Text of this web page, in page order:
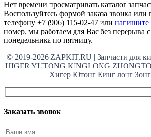
Нет времени просматривать каталог
Воспользуйтесь формой заказа звонка или
телефону +7 (906) 115-02-47 или напишите
номер, мы работаем для Вас без перерыва
понедельника по пятницу.
© 2019-2026 ZAPKIT.RU | Запчасти для
HIGER YUTONG KINGLONG
Хигер Ютонг Кинг лонг Зонг
Заказать звонок